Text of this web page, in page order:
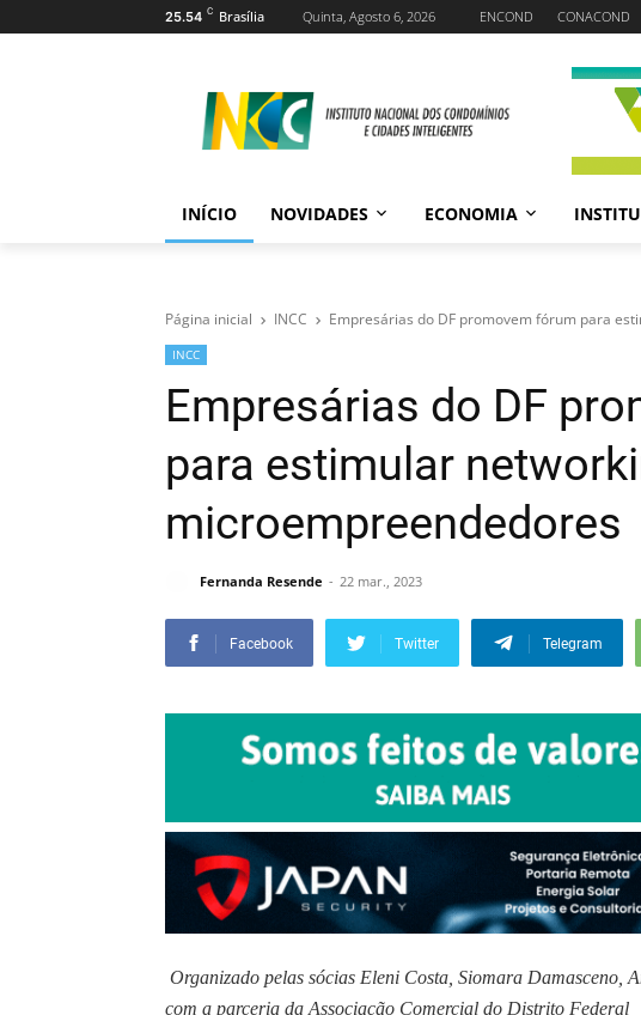
25.54 C Brasília Quinta, Agosto 6, 2026 ENCOND CONACOND
INÍCIO NOVIDADES ECONOMIA
Página inicial INCC Empresárias do DF promovem fórum para
INCC
Empresárias do DF
para estimular
microempreendedores
Fernanda Resende 22 mar., 2023
Facebook Twitter Telegram
Organizado pelas sócias Eleni Costa, Siomara Damasceno,
com a parceria da Associação Comercial do Distrito Federal